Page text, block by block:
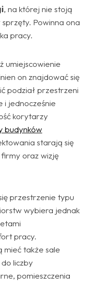
, na której nie stoją
Powinna ona
pracy.
umiejscowienie
on znajdować się
podział przestrzeni
i jednocześnie
korytarzy
budynków
starają się
oraz wizję
przestrzenie typu
wybiera jednak
pracy.
mieć także sale
liczby
pomieszczenia